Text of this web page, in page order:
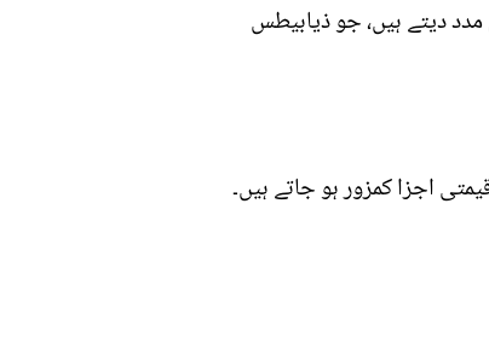
دیتے ہیں، جو ذیابیطس
اجزا کمزور ہو جاتے ہیں۔